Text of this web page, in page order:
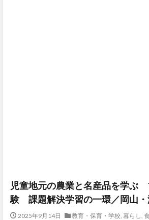
児童地元の農業と名産品を学ぶ
験 課題解決学習の一環／岡山・
2025年9月14日 教育・保育・学校 暮らし